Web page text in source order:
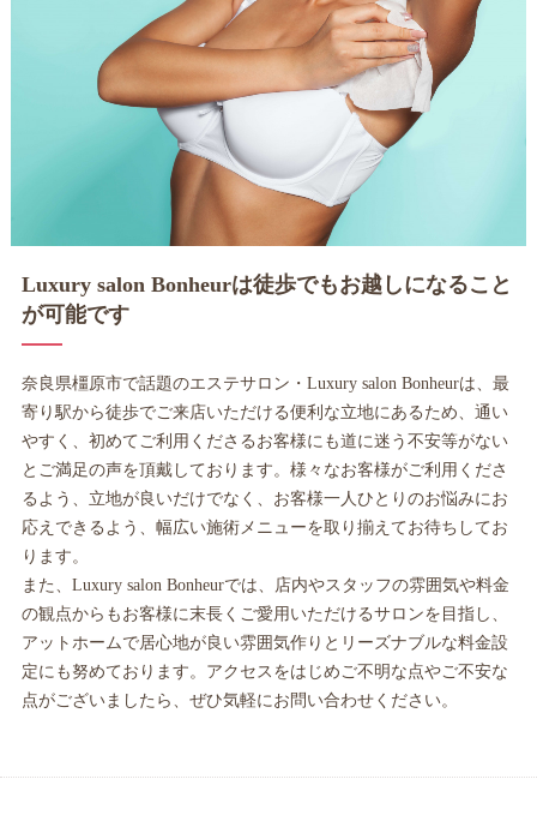
Luxury salon Bonheurは徒歩でもお越しになること
が可能です
奈良県橿原市で話題のエステサロン・Luxury salon Bonheurは、最
寄り駅から徒歩でご来店いただける便利な立地にあるため、通い
やすく、初めてご利用くださるお客様にも道に迷う不安等がない
とご満足の声を頂戴しております。様々なお客様がご利用くださ
るよう、立地が良いだけでなく、お客様一人ひとりのお悩みにお
応えできるよう、幅広い施術メニューを取り揃えてお待ちしてお
ります。
また、Luxury salon Bonheurでは、店内やスタッフの雰囲気や料金
の観点からもお客様に末長くご愛用いただけるサロンを目指し、
アットホームで居心地が良い雰囲気作りとリーズナブルな料金設
定にも努めております。アクセスをはじめご不明な点やご不安な
点がございましたら、ぜひ気軽にお問い合わせください。